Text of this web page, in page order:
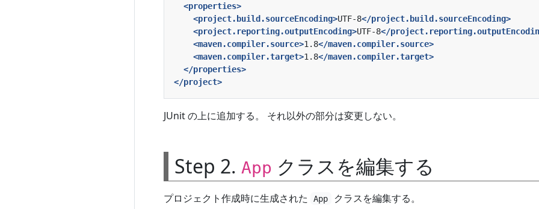
<properties>
<project.build.sourceEncoding>UTF-8</project.build.sourceEncoding>
<project.reporting.outputEncoding>UTF-8</
<maven.compiler.source>1.8</maven.compiler.source>
<maven.compiler.target>1.8</maven.compiler.target>
</properties>
</project>
JUnit の上に追加する。 それ以外の部分は変更しない。
Step 2. App クラスを編集する
プロジェクト作成時に生成された App クラスを編集する。